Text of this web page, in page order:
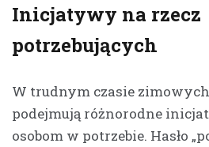
Inicjatywy na rzecz
potrzebujących
W trudnym czasie
podejmują różnorodne
osobom w potrzebie. Hasło